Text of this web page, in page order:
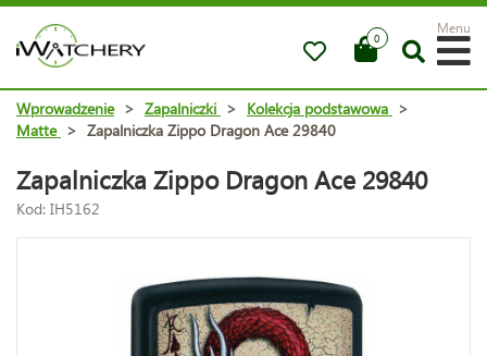
0
Menu
Wprowadzenie > Zapalniczki > Kolekcja podstawowa >
Matte > Zapalniczka Zippo Dragon Ace 29840
Zapalniczka Zippo Dragon Ace 29840
Kod: IH5162